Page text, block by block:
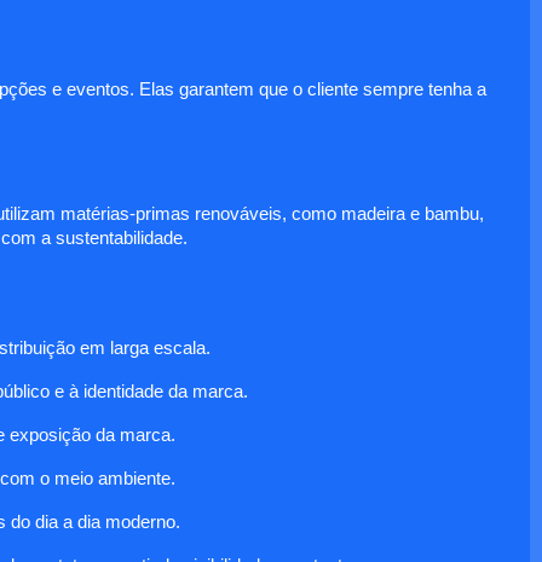
e eventos. Elas garantem que o cliente sempre tenha a
matérias-primas renováveis, como madeira e bambu,
a sustentabilidade.
em larga escala.
e à identidade da marca.
exposição da marca.
o meio ambiente.
do dia a dia moderno.